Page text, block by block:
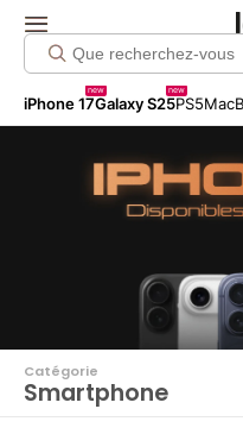
iPhone 17
new
Galaxy S25
new
PS5
Click me!
Catégorie
Smartphone